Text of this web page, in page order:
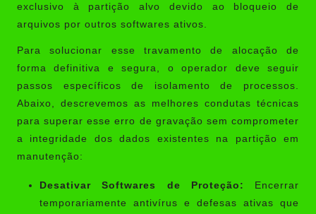
exclusivo à partição alvo devido ao bloqueio de
arquivos por outros softwares ativos.
Para solucionar esse travamento de alocação de
forma definitiva e segura, o operador deve seguir
passos específicos de isolamento de processos.
Abaixo, descrevemos as melhores condutas técnicas
para superar esse erro de gravação sem comprometer
a integridade dos dados existentes na partição em
manutenção:
Desativar Softwares de Proteção:
Encerrar
temporariamente antivírus e defesas ativas que